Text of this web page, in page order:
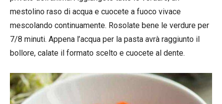
mestolino raso di acqua e cuocete a fuoco vivace
mescolando continuamente. Rosolate bene le verdure per
7/8 minuti. Appena l’acqua per la pasta avrà raggiunto il
bollore, calate il formato scelto e cuocete al dente.